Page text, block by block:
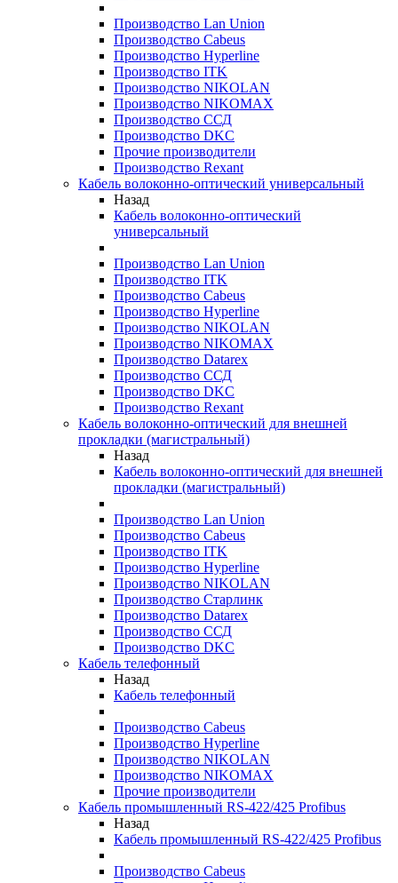
Производство Lan Union
Производство Cabeus
Производство Hyperline
Производство ITK
Производство NIKOLAN
Производство NIKOMAX
Производство ССД
Производство DKC
Прочие производители
Производство Rexant
Кабель волоконно-оптический универсальный
Назад
Кабель волоконно-оптический
универсальный
Производство Lan Union
Производство ITK
Производство Cabeus
Производство Hyperline
Производство NIKOLAN
Производство NIKOMAX
Производство Datarex
Производство ССД
Производство DKC
Производство Rexant
Кабель волоконно-оптический для внешней
прокладки (магистральный)
Назад
Кабель волоконно-оптический для внешней
прокладки (магистральный)
Производство Lan Union
Производство Cabeus
Производство ITK
Производство Hyperline
Производство NIKOLAN
Производство Старлинк
Производство Datarex
Производство ССД
Производство DKC
Кабель телефонный
Назад
Кабель телефонный
Производство Cabeus
Производство Hyperline
Производство NIKOLAN
Производство NIKOMAX
Прочие производители
Кабель промышленный RS-422/425 Profibus
Назад
Кабель промышленный RS-422/425 Profibus
Производство Cabeus